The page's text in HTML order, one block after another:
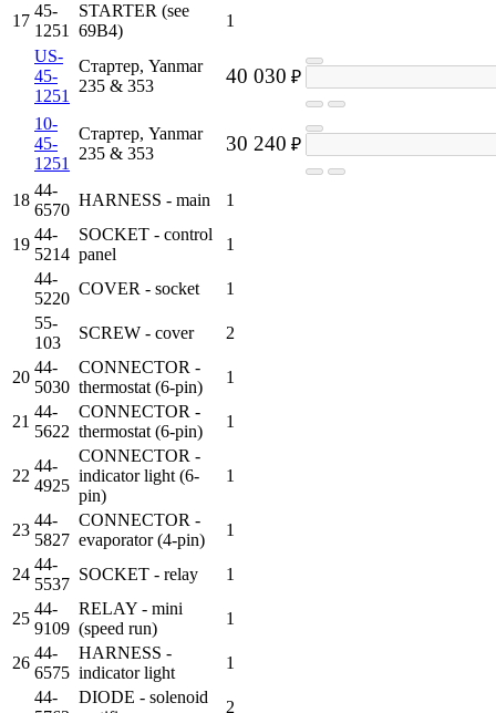
17
45-
1251
STARTER (see
69B4)
1
US-
45-
1251
Стартер, Yanmar
235 & 353
40 030 ₽
10-
45-
1251
Стартер, Yanmar
235 & 353
30 240 ₽
18
44-
6570
HARNESS - main 1
19
44-
5214
SOCKET - control
panel
1
44-
5220
COVER - socket
1
55-
103
SCREW - cover 2
20
44-
5030
CONNECTOR -
thermostat (6-pin)
1
21
44-
5622
CONNECTOR -
thermostat (6-pin)
1
22
44-
4925
CONNECTOR -
indicator light (6-
pin)
1
23
44-
5827
CONNECTOR -
evaporator (4-pin)
1
24
44-
5537
SOCKET - relay 1
25
44-
9109
RELAY - mini
(speed run)
1
26
44-
6575
HARNESS -
indicator light
1
44-
DIODE - solenoid
2